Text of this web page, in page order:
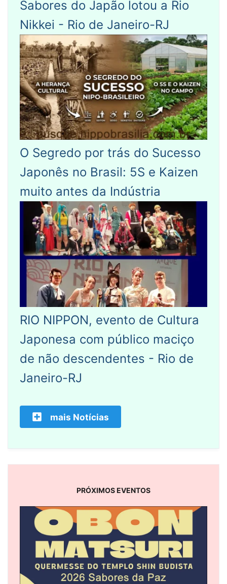
Sabores do Japão lotou a Rio
Nikkei - Rio de Janeiro-RJ
O Segredo por trás do Sucesso
Japonês no Brasil: 5S e Kaizen
muito antes da Indústria
RIO NIPPON, evento de Cultura
Japonesa com público maciço
de não descendentes - Rio de
Janeiro-RJ
mais Notícias
PRÓXIMOS EVENTOS